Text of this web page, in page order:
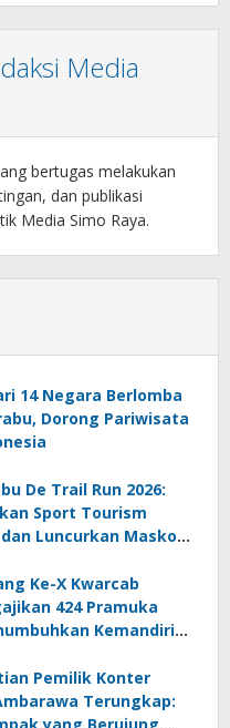
Media
bertugas melakukan
dan publikasi
Media Simo Raya.
14 Negara Berlomba
Dorong Pariwisata
De Trail Run 2026:
Sport Tourism
Luncurkan Maskot
Ke-X Kwarcab
424 Pramuka
Kemandirian
Pemilik Konter
Terungkap: